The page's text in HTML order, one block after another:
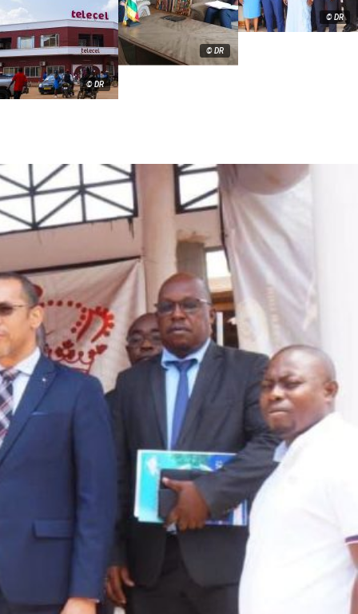
© DR
© DR
© DR